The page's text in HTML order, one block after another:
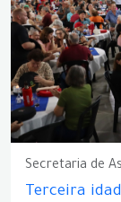
Secretaria de
Terceira